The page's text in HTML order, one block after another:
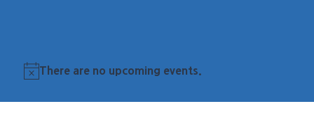
Notice
There are no upcoming events.